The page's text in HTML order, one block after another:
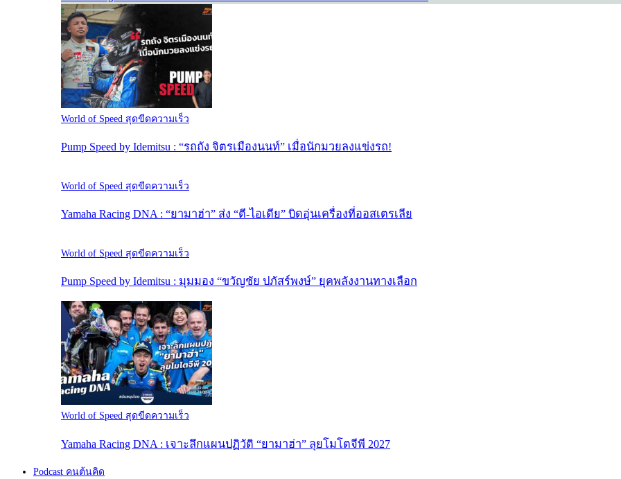
World of Speed สุดขีดความเร็ว
Pump Speed by Idemitsu : “รถถัง จิตรเมืองนนท์” เมื่อนักมวยลงแข่งรถ!
World of Speed สุดขีดความเร็ว
Yamaha Racing DNA : “ยามาฮ่า” ส่ง “ตี-ไอเดีย” บิดอุ่นเครื่องที่ออสเตรเลีย
World of Speed สุดขีดความเร็ว
Pump Speed by Idemitsu : มุมมอง “ขวัญชัย ปภัสร์พงษ์” ยุคพลังงานทางเลือก
World of Speed สุดขีดความเร็ว
Yamaha Racing DNA : เจาะลึกแผนปฏิวัติ “ยามาฮ่า” ลุยโมโตจีพี 2027
Podcast คนต้นคิด